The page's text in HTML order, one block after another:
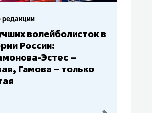
редакции
клубов КХЛ: СКА
мажор, «Ак
– второй, «Салават
– середняк